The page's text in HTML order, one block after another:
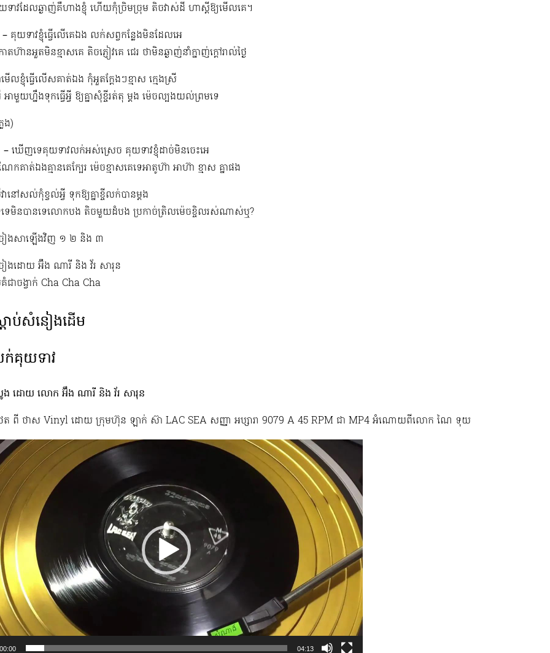
ទាវដែលឆ្ងាញ់គឺហាងខ្ញុំ ហើយកុំច្រិមច្រុម តិចវាស់ដី ហាស្ដីឱ្យមើលគេ។
គុយទាវខ្ញុំធ្វើលើគេឯង លក់សព្វកន្លែងមិនដែលអេ
តហ៊ានអួតមិនខ្មាសគេ តិចភ្ញៀវគេ ជេរ ថាមិនឆ្ងាញ់នាំក្នាញ់ក្ដៅរាល់ថ្ងៃ
មើលខ្ញុំធ្វើលើសគាត់ឯង កុំអួតក្ដែងៗខ្មាស ក្មេងស្រី
អាមួយហ្នឹងទុកធ្វើអ្វី ឱ្យគ្នាសុំខ្ចីរត់តុ ម្ដង ម៉េចល្បងយល់ព្រមទេ
ង)
ឃើញទេគុយទាវលក់អស់ស្រេច គុយទាវខ្ញុំដាច់មិនចេះអេ
កគាត់ឯងគ្មានគេក្បែរ ម៉េចខ្មាសគេទេអាតូហ៊ា អាហ៊ា ខ្មាស គ្នាផង
ានៅសល់កុំខ្វល់អ្វី ទុកឱ្យគ្នាខ្ចីលក់បានម្ដង
ទេមិនបានទេលោកបង តិចមួយដំបង ប្រកាច់ត្រិលម៉េចខ្ចិលរស់ណាស់ឬ?
ៀងសាឡើងវិញ ១​​ ២ និង ៣
ៀងដោយ អ៊ឹង ណារី និង វ័រ សារុន
ជាចង្វាក់ Cha Cha Cha
ាប់សំនៀងដើម
គុយទាវ
ង ដោយ លោក អ៊ឹង ណារី និង វ័រ សារុន
ត ពី​ ថាស Vinyl ដោយ ក្រុមហ៊ុន ឡាក់ ស៊ា LAC SEA សញ្ញា អប្សារា 9079 A 45 RPM ជា MP4 អំណោយពីលោក ណៃ ទុយ
00:00 04:13